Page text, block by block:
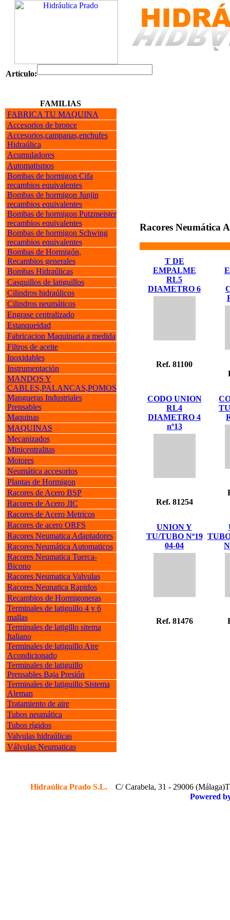
Artículo:
FAMILIAS
FABRICA TU MAQUINA
Accesorios de bronce
Accesorios,campanas,enchufes
Hidraúlica
Acumuladores
Automatismos
Bombas de hormigon Cifa
recambios equivalentes
Bombas de hormigon Junjin
recambios equivalentes
Bombas de hormigon Putzmeister
recambios equivalentes
Bombas de hormigon Schwing
recambios equivalentes
Bombas de Hormigón,
Recambios generales
Bombas Hidraúlicas
Casquillos de latiguillos
Cilindros hidraúlicos
Cilindros neumáticos
Engrase centralizado
Estanqueidad
Fabricacion Maquinaria a medida
Filtros de aceite
Inoxidables
Instrumentación
MANDOS Y
CABLES,PALANCAS,POMOS
Mangueras Industriales
Prensables
Maquinas
MAQUINAS
Mecanizados
Minicentralitas
Motores
Neumática accesorios
Plantas de Hormigon
Racores de Acero BSP
Racores de Acero JIC
Racores de Acero Metricos
Racores de acero ORFS
Racores Neumatica Adaptadores
Racores Neumática Automaticos
Racores Neumatica Tuerca-
Bicono
Racores Neumatica Valvulas
Racores Neunatica Rapidos
Recambios de Hormigoneras
Terminales de latiguillo 4 y 6
mallas
Terminales de latigillo sitema
Italiano
Terminales de latiguillo Aire
Acondicionado
Terminales de latiguillo
Prensables Baja Presión
Terminales de latiguillo Sistema
Aleman
Tratamiento de aire
Tubos neumática
Tubos rígidos
Valvulas hidraúlicas
Válvulas Neumaticas
Racores Neumática
T DE
EMPALME
RL5
DIAMETRO 6
Ref. 81100
CODO UNION
RL4
DIAMETRO 4
nº13
Ref. 81254
UNION Y
TU/TUBO Nº19
04-04
Ref. 81476
Hidraúlica Prado S.L.
C/ Carabela, 31 - 29006
Powered